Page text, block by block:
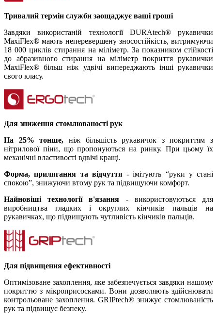
Тривалий термін служби заощаджує ваші гроші
Завдяки використаній технології DURAtech® рукавички
MaxiFlex® мають неперевершену зносостійкість, витримуючи
18 000 циклів стирання на міліметр. За показником стійкості
до абразивного стирання на міліметр покриття рукавички
MaxiFlex® більш ніж удвічі випереджають інші рукавички
свого класу.
Для зниження стомлюваності рук
На 25% тонше, ніж більшість рукавичок з покриттям з
нітрилової піни, що пропонуються на ринку. При цьому їх
механічні властивості вдвічі кращі.
Форма, прилягання та відчуття - імітують “руки у стані
спокою”, знижуючи втому рук та підвищуючи комфорт.
Найновіші технології в'язання - використовуються для
виробництва гладких і округлих кінчиків пальців на
рукавичках, що підвищують чутливість кінчиків пальців.
Для підвищення ефективності
Оптимізоване захоплення, яке забезпечується завдяки нашому
покриттю з мікроприсосками. Вони дозволяють здійснювати
контрольоване захоплення. GRIPtech® знижує стомлюваність
рук та підвищує безпеку.